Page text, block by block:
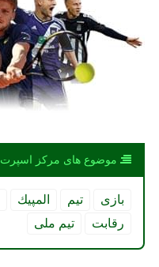
موضوع های مركز اسپرت
بازی تیم المپیك
رقابت
تیم ملی